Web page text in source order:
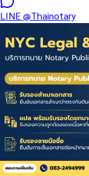
LINE@Thainotary